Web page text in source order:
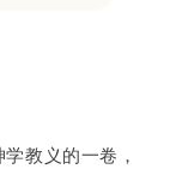
教义的一卷，